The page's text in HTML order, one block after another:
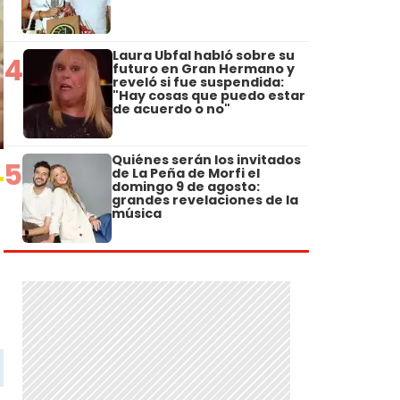
4 Laura Ubfal habló sobre su
futuro en Gran Hermano y
reveló si fue suspendida:
"Hay cosas que puedo estar
de acuerdo o no"
5 Quiénes serán los invitados
de La Peña de Morfi el
domingo 9 de agosto:
grandes revelaciones de la
música